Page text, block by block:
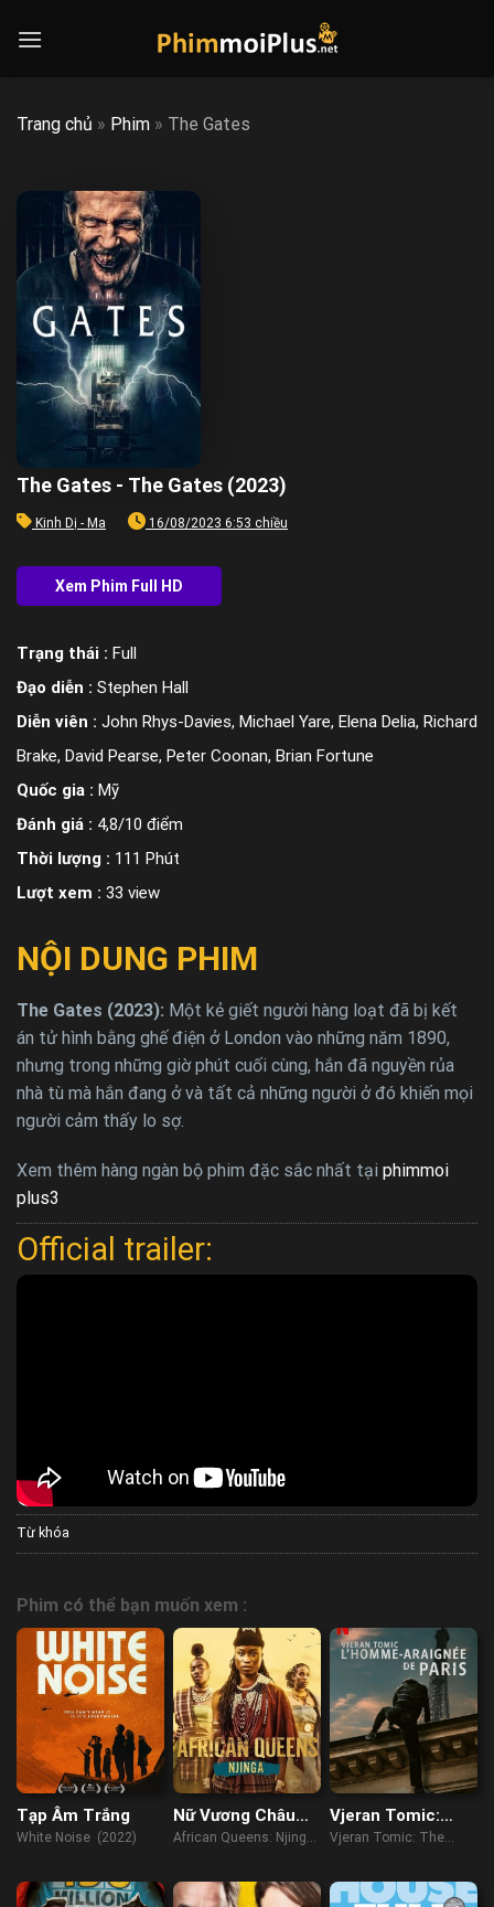
Trang chủ » Phim » The Gates
The Gates - The Gates (2023)
Kinh Dị - Ma 16/08/2023 6:53 chiều
Trạng thái : Full
Đạo diễn : Stephen Hall
Diễn viên : John Rhys-Davies, Michael Yare, Elena Delia, Richard
Brake, David Pearse, Peter Coonan, Brian Fortune
Quốc gia : Mỹ
Đánh giá : 4,8/10 điểm
Thời lượng : 111 Phút
Lượt xem : 33 view
NỘI DUNG PHIM
The Gates (2023): Một kẻ giết người hàng loạt đã bị kết
án tử hình bằng ghế điện ở London vào những năm 1890,
nhưng trong những giờ phút cuối cùng, hắn đã nguyền rủa
nhà tù mà hắn đang ở và tất cả những người ở đó khiến mọi
người cảm thấy lo sợ.
Xem thêm hàng ngàn bộ phim đặc sắc nhất tại phimmoi
plus3
Official trailer:
Từ khóa
Phim có thể bạn muốn xem :
Tạp Âm Trắng
White Noise (2022)
Nữ Vương Châu
Phi: Njinga
African Queens: Njinga
Vjeran Tomic:
Người Nhện Paris
Vjeran Tomic: The
(2023)